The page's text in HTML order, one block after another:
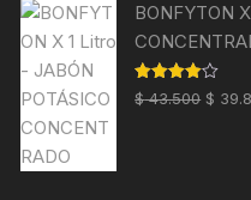
BONFYTON
Valorado
con 4.00
$43.500 El
$